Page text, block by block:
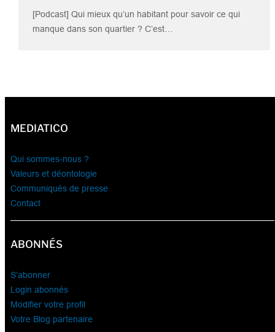
[Podcast] Qui mieux qu’un habitant pour savoir ce qui
manque dans son quartier ? C’est…
MEDIATICO
Qui sommes-nous ?
Valeurs et déontologie
Communiqués de presse
Contact
ABONNÉS
S’abonner
Login abonnés
Modifier votre profil
Votre Blog partenaire